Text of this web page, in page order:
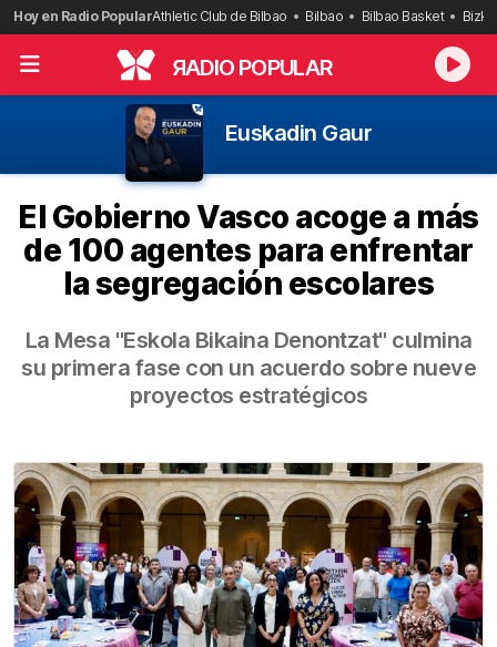
Saltar
al
contenido
Hoy en Radio PopularAthletic Club de Bilbao Bilbao Bilbao Basket
RADIO POPULAR
Euskadin Gaur
El Gobierno Vasco acoge a más
de 100 agentes para enfrentar
la segregación escolares
La Mesa "Eskola Bikaina Denontzat" culmina
su primera fase con un acuerdo sobre nueve
proyectos estratégicos